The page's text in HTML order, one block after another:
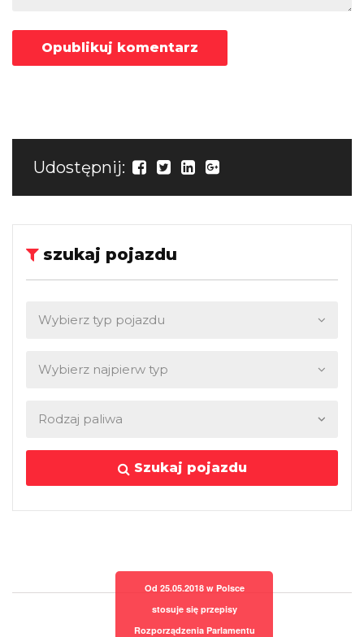
Udostępnij:
szukaj pojazdu
Szukaj pojazdu
Od 25.05.2018 w Polsce
stosuje się przepisy
Rozporządzenia Parlamentu